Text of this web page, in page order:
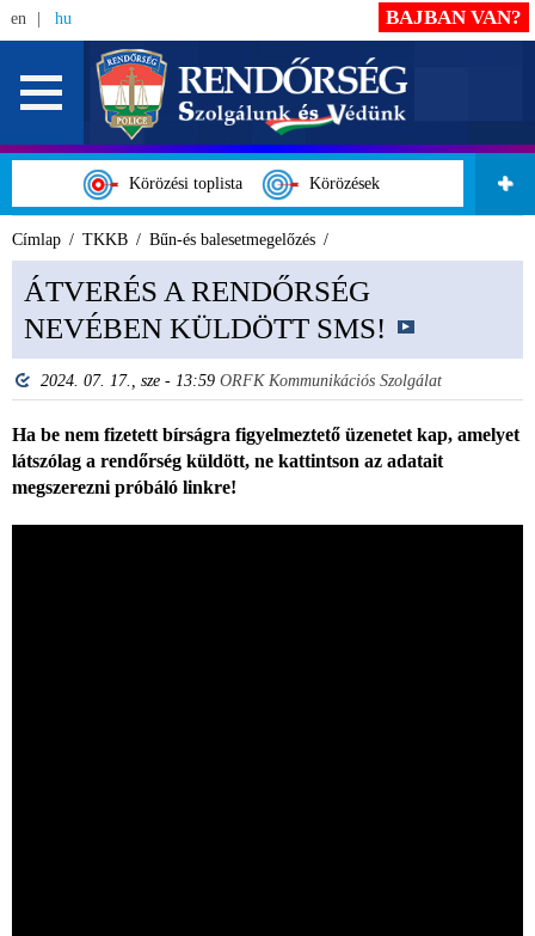
en hu
Körözési toplista Körözések
BAJBAN VAN?
Címlap TKKB Bűn-és balesetmegelőzés
ÁTVERÉS A RENDŐRSÉG
NEVÉBEN KÜLDÖTT SMS!
2024. 07. 17., sze - 13:59 ORFK Kommunikációs Szolgálat
Ha be nem fizetett bírságra figyelmeztető üzenetet kap, amelyet
látszólag a rendőrség küldött, ne kattintson az adatait
megszerezni próbáló linkre!